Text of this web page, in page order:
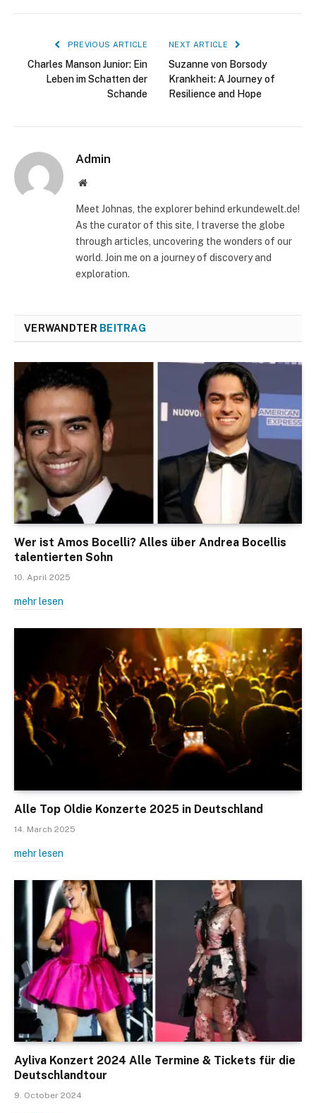
PREVIOUS ARTICLE
Charles Manson Junior: Ein
Leben im Schatten der
Schande
NEXT ARTICLE
Suzanne von Borsody
Krankheit: A Journey of
Resilience and Hope
Admin
Website
Meet Johnas, the explorer behind erkundewelt.de!
As the curator of this site, I traverse the globe
through articles, uncovering the wonders of our
world. Join me on a journey of discovery and
exploration.
VERWANDTER BEITRAG
Wer ist Amos Bocelli? Alles über Andrea Bocellis
talentierten Sohn
10. April 2025
mehr lesen
Alle Top Oldie Konzerte 2025 in Deutschland
14. March 2025
mehr lesen
Ayliva Konzert 2024 Alle Termine & Tickets für die
Deutschlandtour
9. October 2024